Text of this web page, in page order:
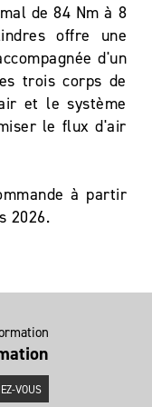
de 84 Nm à 8
offre une
d'un
trois corps de
et le système
le flux d'air
à partir
2026.
VOUS